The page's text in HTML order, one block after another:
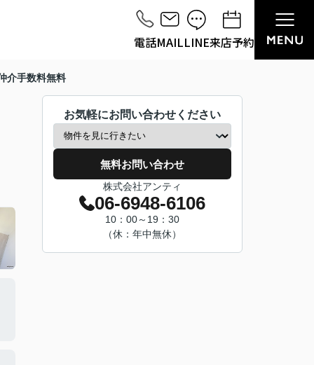
電話MAILLINE来店予約
介手数料無料
お気軽にお問い合わせください
無料お問い合わせ
株式会社アンティ
06-6948-6106
10：00～19：30
（休：年中無休）